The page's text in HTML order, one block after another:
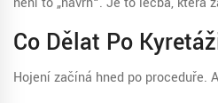
Co Dělat Po
Hojení začíná hned po proceduře.